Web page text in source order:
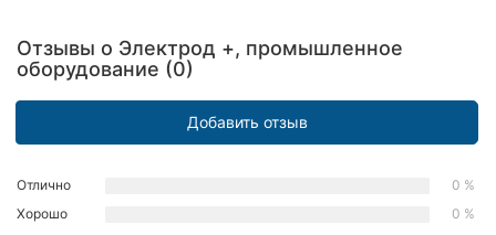
Одесса
Харьков
Отзывы о Электрод +, промышленное
оборудование (0)
Добавить отзыв
Отлично
0 %
Хорошо
0 %